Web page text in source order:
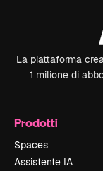
La piattaforma
1 milione di
Prodotti
Spaces
Assistente IA